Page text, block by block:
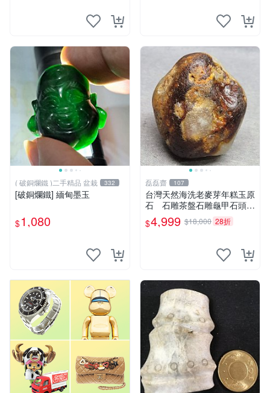
( 破銅爛鐵 )二手精品 盆栽 332
[破銅爛鐵] 緬甸墨玉
$1,080
磊磊齋 107
台灣天然海洗老麥芽年糕玉原
石 石雕茶盤石雕龜甲石頭臺
灣藍寶東玉東海岸心臟石黑年
糕玉血絲血絲玉髓秀姑玉鳳梨
$4,999 $18,000 28折